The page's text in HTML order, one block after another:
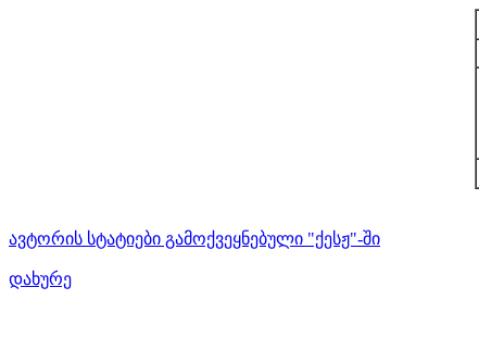
ავტორის სტატიები გამოქვეყნებული "ქესჟ"-ში
დახურე